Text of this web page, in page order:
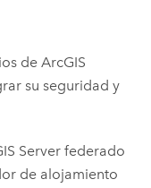
de ArcGIS
su seguridad y
Serverfederado
de alojamiento